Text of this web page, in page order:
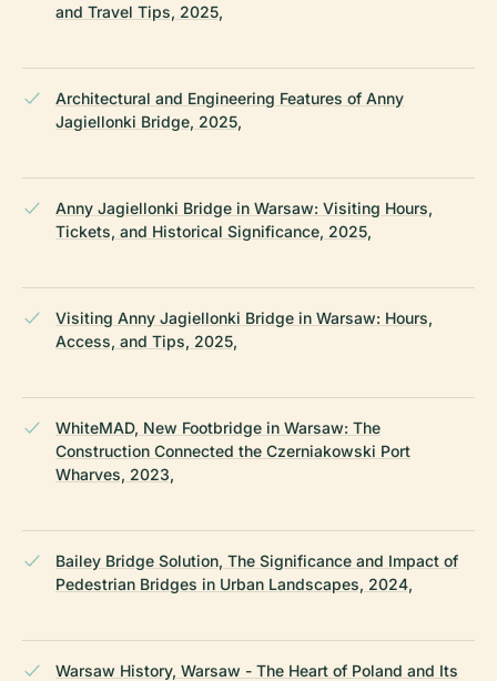
and Travel Tips, 2025,
Architectural and Engineering Features of Anny
Jagiellonki Bridge, 2025,
Anny Jagiellonki Bridge in Warsaw: Visiting Hours,
Tickets, and Historical Significance, 2025,
Visiting Anny Jagiellonki Bridge in Warsaw: Hours,
Access, and Tips, 2025,
WhiteMAD, New Footbridge in Warsaw: The
Construction Connected the Czerniakowski Port
Wharves, 2023,
Bailey Bridge Solution, The Significance and Impact of
Pedestrian Bridges in Urban Landscapes, 2024,
Warsaw History, Warsaw - The Heart of Poland and Its